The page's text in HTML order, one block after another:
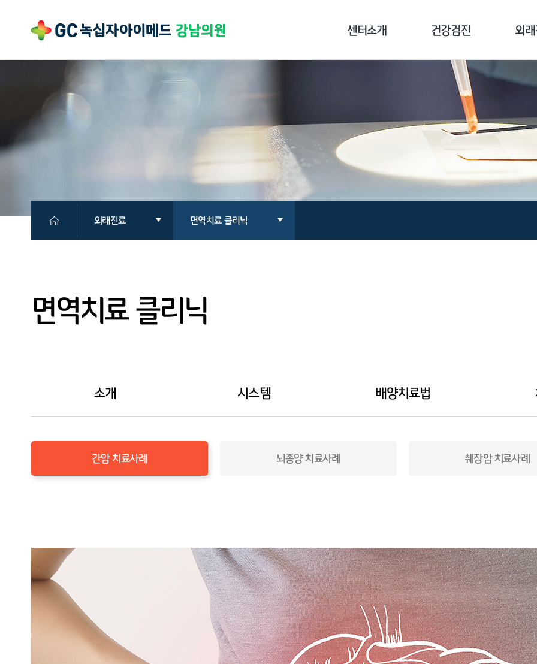
센터소개
의료진 소개
장비 소개
건강검진
기업종합검진
개인종합검진
국민건강보험공단검진
채용/공무원검진
검진 전 주의사항
외
클리
면역치
만성통
외래진료
예약/결과조회
면역치료 클리닉
만성통증 클리닉
면역치료 클리닉
소개 시스템 배양치료법
간암 치료사례 뇌종양 치료사례 췌장암 치료사례